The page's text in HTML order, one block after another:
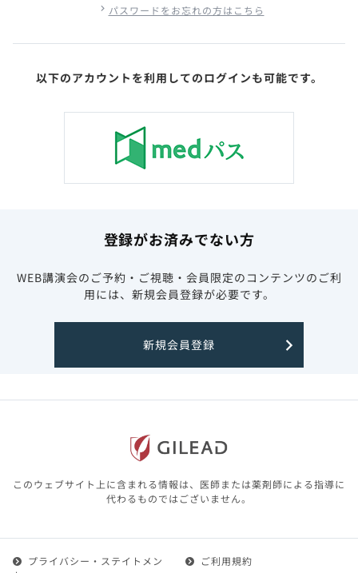
パスワードをお忘れの方はこちら
以下のアカウントを利用してのログインも可能です。
登録がお済みでない方
WEB講演会のご予約・ご視聴・会員限定のコンテンツのご利
用には、新規会員登録が必要です。
新規会員登録
このウェブサイト上に含まれる情報は、医師または薬剤師による指導に
代わるものではございません。
プライバシー・ステイトメン
ご利用規約